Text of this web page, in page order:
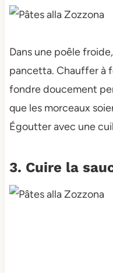
Dans une poêle
pancetta. Chauffer à
fondre doucement
que les morceaux
Égoutter avec une
3. Cuire la